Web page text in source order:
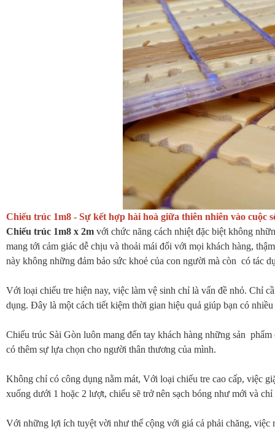
Chiếu trúc 1m8 - Sự kết hợp hài hoà giữa thiên nhiên vào cuộc
Chiếu trúc 1m8 x 2m với chức năng cách nhiệt đặc biệt không
mang tới cảm giác dễ chịu và thoải mái đối với mọi khách hàng,
này không những đảm bảo sức khoẻ của con người mà còn có tác
Với loại chiếu tre hiện nay, việc làm vệ sinh chỉ là vấn đề nhỏ. Chỉ
dụng. Đây là một cách tiết kiệm thời gian hiệu quả giúp bạn có
Chiếu trúc Sài Gòn luôn mang đến tay khách hàng những sản
có thêm sự lựa chọn cho người thân thương của mình.
Không chỉ có công dụng nằm mát, Với loại chiếu tre cao cấp, việc
xuống dưới 1 hoặc 2 lượt, chiếu sẽ trở nên sạch bóng như mới và chỉ
Với những lợi ích tuyệt vời như thế cộng với giá cả phải chăng, việc